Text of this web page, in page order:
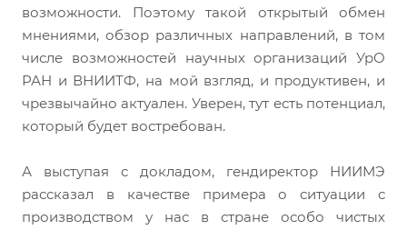
возможности. Поэтому такой открытый обмен
мнениями, обзор различных направлений, в том
числе возможностей научных организаций УрО
РАН и ВНИИТФ, на мой взгляд, и продуктивен, и
чрезвычайно актуален. Уверен, тут есть потенциал,
который будет востребован.
А выступая с докладом, гендиректор НИИМЭ
рассказал в качестве примера о ситуации с
производством у нас в стране особо чистых